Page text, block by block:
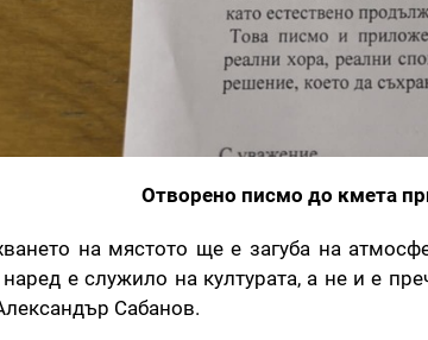
Отворено писмо до кмета
на мястото ще е загуба на
наред е служило на културата, а не и е
Сабанов.